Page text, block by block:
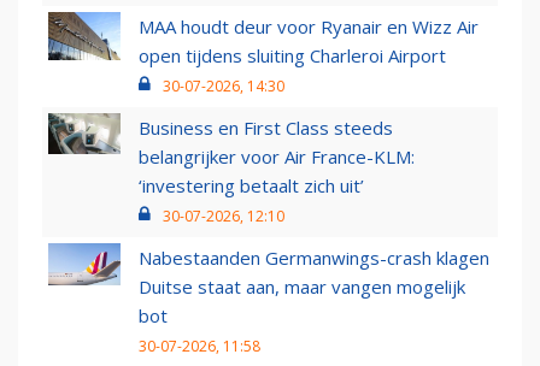
MAA houdt deur voor Ryanair en Wizz Air
open tijdens sluiting Charleroi Airport
30-07-2026, 14:30
Business en First Class steeds
belangrijker voor Air France-KLM:
‘investering betaalt zich uit’
30-07-2026, 12:10
Nabestaanden Germanwings-crash klagen
Duitse staat aan, maar vangen mogelijk
bot
30-07-2026, 11:58